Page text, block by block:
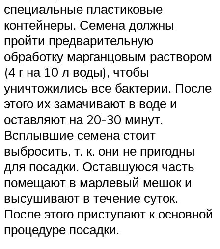
специальные пластиковые
контейнеры. Семена должны
пройти предварительную
обработку марганцовым раствором
(4 г на 10 л воды), чтобы
уничтожились все бактерии. После
этого их замачивают в воде и
оставляют на 20-30 минут.
Всплывшие семена стоит
выбросить, т. к. они не пригодны
для посадки. Оставшуюся часть
помещают в марлевый мешок и
высушивают в течение суток.
После этого приступают к основной
процедуре посадки.